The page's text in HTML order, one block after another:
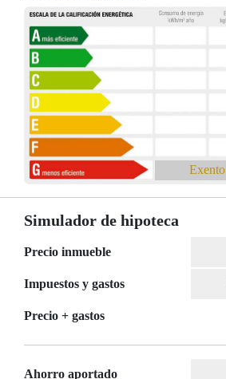
Exento
Simulador de hipoteca
Precio inmueble
Impuestos y gastos
Precio + gastos
Ahorro aportado